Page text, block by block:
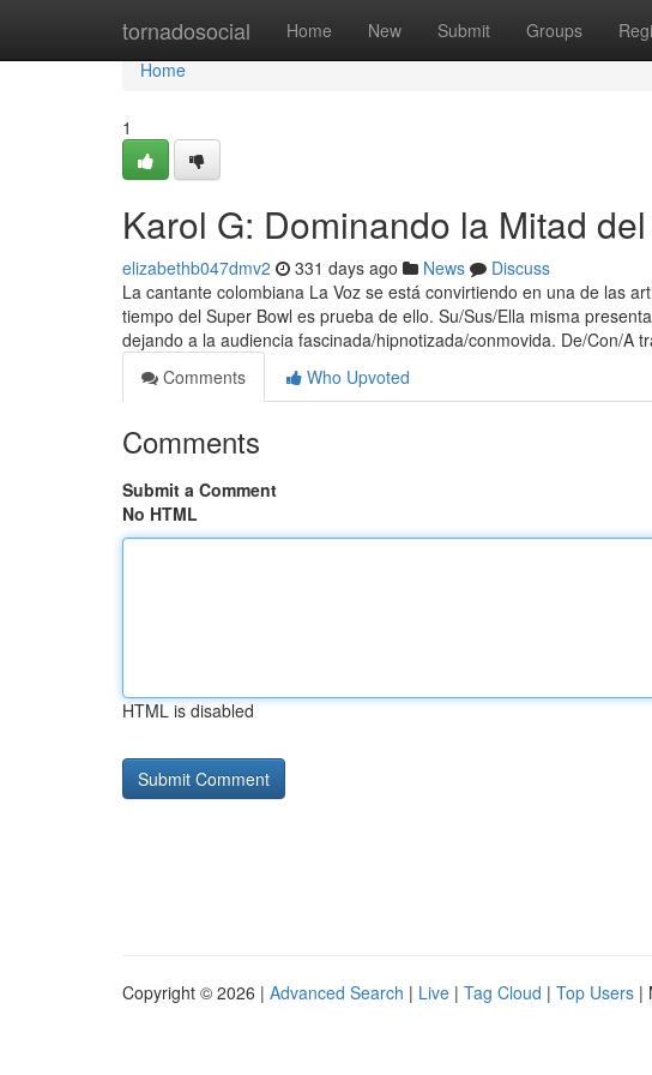
tornadosocial Home New Submit Groups
Home
Home
1
Karol G: Dominando la Mitad
elizabethb047dmv2 331 days ago News
Discuss
La cantante colombiana La Voz se está convirtiendo en una de las
tiempo del Super Bowl es prueba de ello. Su/Sus/Ella misma
dejando a la audiencia fascinada/hipnotizada/conmovida. De/Con/A
Comments
Who Upvoted
Comments
Submit a Comment
No HTML
HTML is disabled
Copyright © 2026 | Advanced Search | Live | Tag Cloud | Top Users |